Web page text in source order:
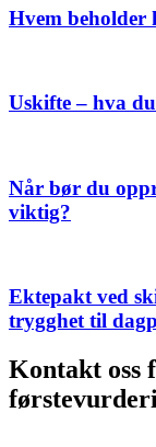
Hvem beholder
Uskifte – hva
Når bør du
viktig?
Ektepakt ved
trygghet til
Kontakt oss